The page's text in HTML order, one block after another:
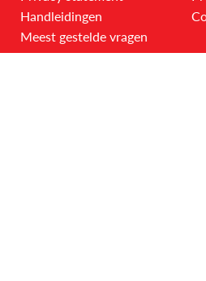
Handleidingen
Meest gestelde vragen